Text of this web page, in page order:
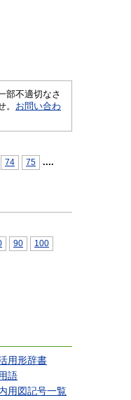
部不適切なさ
お問い合わ
74 75 ....
90
100
用形辞書
語
用図記号一覧